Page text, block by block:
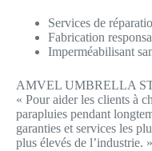
Services de
Fabrication
Imperméabilisant
AMVEL UMBRELLA
« Pour aider les clients à
parapluies pendant
garanties et services les
plus élevés de l’industrie. »